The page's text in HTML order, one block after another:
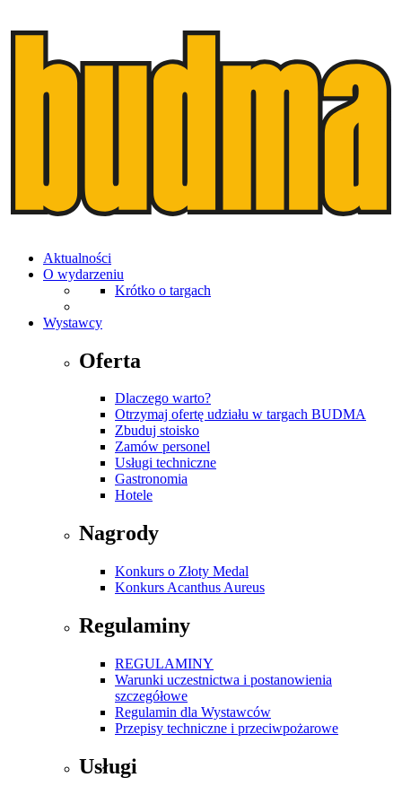
Aktualności
O wydarzeniu
Krótko o targach
Wystawcy
Oferta
Dlaczego warto?
Otrzymaj ofertę udziału w targach BUDMA
Zbuduj stoisko
Zamów personel
Usługi techniczne
Gastronomia
Hotele
Nagrody
Konkurs o Złoty Medal
Konkurs Acanthus Aureus
Regulaminy
REGULAMINY
Warunki uczestnictwa i postanowienia
szczegółowe
Regulamin dla Wystawców
Przepisy techniczne i przeciwpożarowe
Usługi